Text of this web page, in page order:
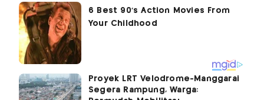
Proyek LRT Velodrome-Manggarai
Segera Rampung, Warga: